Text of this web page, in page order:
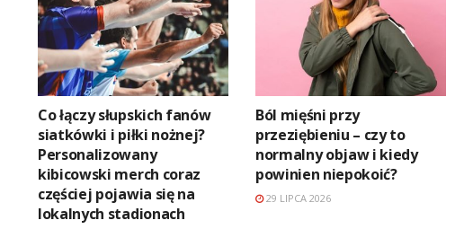
Co łączy słupskich fanów
siatkówki i piłki nożnej?
Personalizowany
kibicowski merch coraz
częściej pojawia się na
lokalnych stadionach
Ból mięśni przy
przeziębieniu – czy to
normalny objaw i kiedy
powinien niepokoić?
29 LIPCA 2026